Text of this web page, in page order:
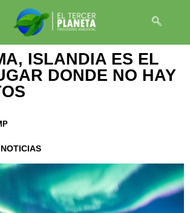
ISLANDIA ES EL
DONDE NO HAY
NOTICIAS